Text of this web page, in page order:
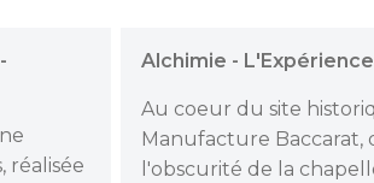
réalisée
Alchimie -
Au coeur du site
Manufacture Baccarat,
l'obscurité de la